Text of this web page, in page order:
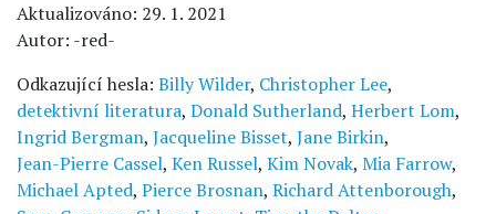
Aktualizováno: 29. 1. 2021
Autor: -red-
Odkazující hesla: Billy Wilder, Christopher Lee,
detektivní literatura, Donald Sutherland, Herbert Lom,
Ingrid Bergman, Jacqueline Bisset, Jane Birkin,
Jean-Pierre Cassel, Ken Russel, Kim Novak, Mia Farrow,
Michael Apted, Pierce Brosnan, Richard Attenborough,